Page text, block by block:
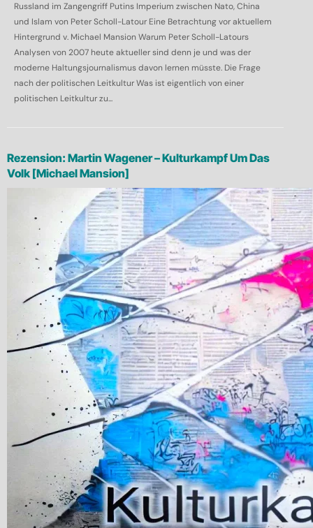
Russland im Zangengriff Putins Imperium zwischen Nato, China
und Islam von Peter Scholl-Latour Eine Betrachtung vor aktuellem
Hintergrund v. Michael Mansion Warum Peter Scholl-Latours
Analysen von 2007 heute aktueller sind denn je und was der
moderne Haltungsjournalismus davon lernen müsste. Die Frage
nach der politischen Leitkultur Was ist eigentlich von einer
politischen Leitkultur zu...
Rezension: Martin Wagener – Kulturkampf Um Das
Volk [Michael Mansion]